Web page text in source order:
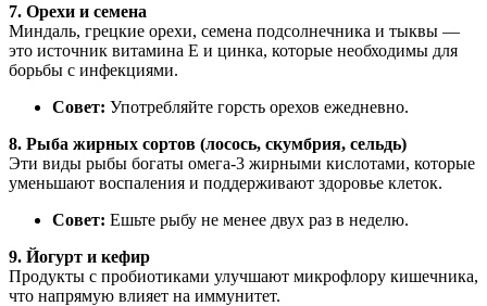
7. Орехи и семена
Миндаль, грецкие орехи, семена подсолнечника и тыквы —
это источник витамина E и цинка, которые необходимы для
борьбы с инфекциями.
Совет: Употребляйте горсть орехов ежедневно.
8. Рыба жирных сортов (лосось, скумбрия, сельдь)
Эти виды рыбы богаты омега-3 жирными кислотами, которые
уменьшают воспаления и поддерживают здоровье клеток.
Совет: Ешьте рыбу не менее двух раз в неделю.
9. Йогурт и кефир
Продукты с пробиотиками улучшают микрофлору кишечника,
что напрямую влияет на иммунитет.